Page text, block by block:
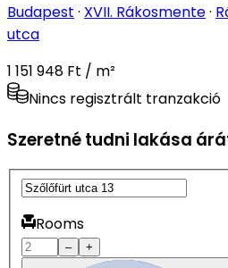
Budapest · XVII. Rákosmente·
utca
1 151 948 Ft / m²
Nincs regisztrált tranzakció
Szeretné tudni lakása
Rooms
– +